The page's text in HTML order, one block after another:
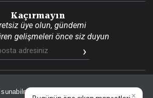
adına sitemizde
Kaçırmayın
üye olun, gündemi
gelişmeleri önce siz duyun
HaritasıRSSKVKK Aydınlatma Metni
×